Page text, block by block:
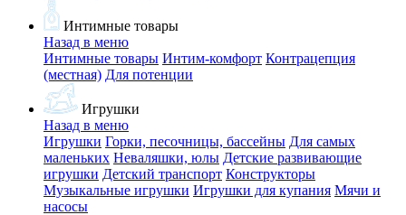
Интимные товары
Назад в меню
Интимные товары Интим-комфорт Контрацепция
(местная) Для потенции
Игрушки
Назад в меню
Игрушки Горки, песочницы, бассейны Для самых
маленьких Неваляшки, юлы Детские развивающие
игрушки Детский транспорт Конструкторы
Музыкальные игрушки Игрушки для купания Мячи и
насосы